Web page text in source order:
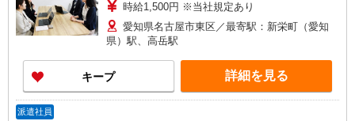
時給1,500円 ※当社規定あり
愛知県名古屋市東区／最寄駅：新栄町（愛知
県）駅、高岳駅
キープ 詳細を見る
派遣社員